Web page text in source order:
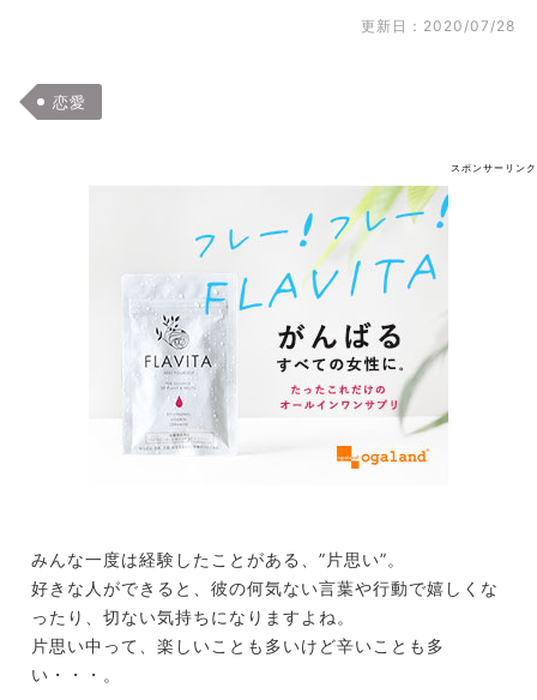
更新日： 2020/07/28
恋愛
スポンサーリンク
みんな一度は経験したことがある、”片思い”。
好きな人ができると、彼の何気ない言葉や行動で嬉しくな
ったり、切ない気持ちになりますよね。
片思い中って、楽しいことも多いけど辛いことも多
い・・・。